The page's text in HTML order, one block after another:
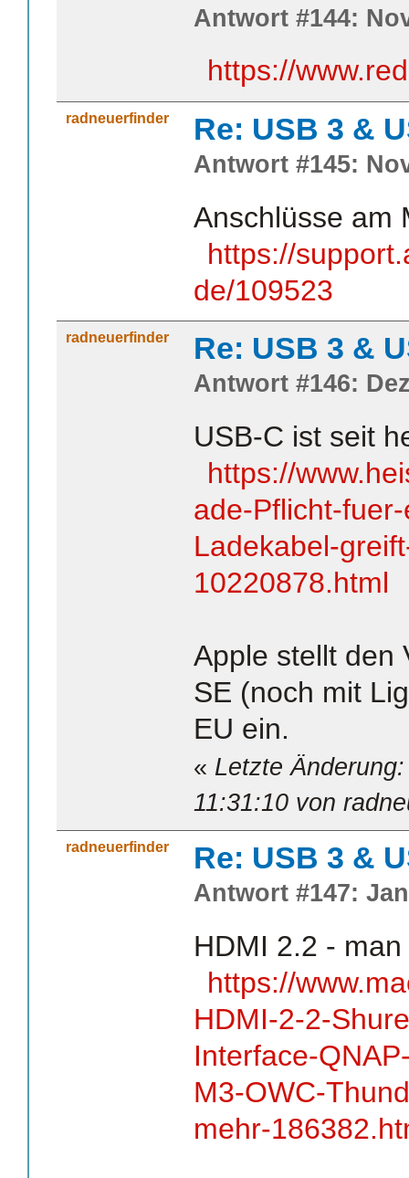
Antwort #144:
https://
radneuerfinder Re: USB 3 &
Antwort #145:
Anschlüsse am
https://
de/109523
radneuerfinder Re: USB 3 &
Antwort #146:
USB-C ist seit
https://
ade-Pflicht-
Ladekabel-
10220878.html
Apple stellt den
SE (noch mit
EU ein.
« Letzte
11:31:10 von
radneuerfinder Re: USB 3 &
Antwort #147:
HDMI 2.2 -
https://
HDMI-2-2-
Interface-
M3-OWC-
mehr-